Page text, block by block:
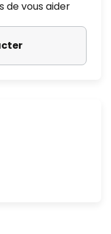
de vous aider